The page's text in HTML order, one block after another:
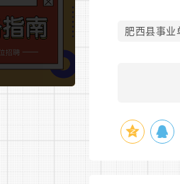
行政
肥西县事业